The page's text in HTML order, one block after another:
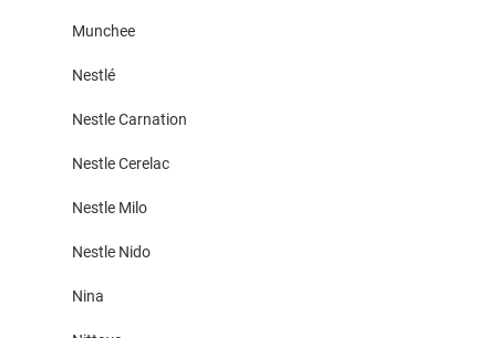
Munchee
Nestlé
Nestle Carnation
Nestle Cerelac
Nestle Milo
Nestle Nido
Nina